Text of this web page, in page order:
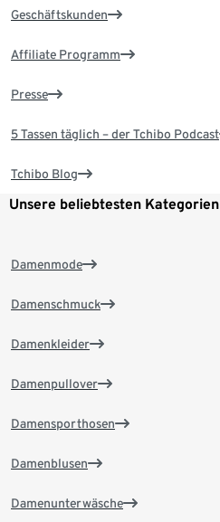
Geschäftskunden
Affiliate Programm
Presse
5 Tassen täglich – der Tchibo Podcast
Tchibo Blog
Unsere beliebtesten Kategorien
Damenmode
Damenschmuck
Damenkleider
Damenpullover
Damensporthosen
Damenblusen
Damenunterwäsche